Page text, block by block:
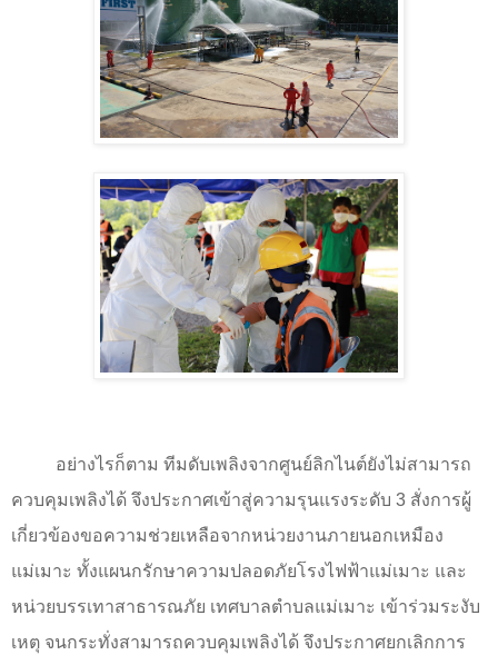
อย่างไรก็ตาม ทีมดับเพลิงจากศูนย์ลิกไนต์ยังไม่สามารถ
ควบคุมเพลิงได้ จึงประกาศเข้าสู่ความรุนแรงระดับ 3 สั่งการผู้
เกี่ยวข้องขอความช่วยเหลือจากหน่วยงานภายนอกเหมือง
แม่เมาะ ทั้งแผนกรักษาความปลอดภัยโรงไฟฟ้าแม่เมาะ และ
หน่วยบรรเทาสาธารณภัย เทศบาลตำบลแม่เมาะ เข้าร่วมระงับ
เหตุ จนกระทั่งสามารถควบคุมเพลิงได้ จึงประกาศยกเลิกการ